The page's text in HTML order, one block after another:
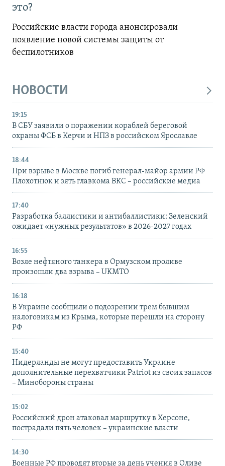
это?
Российские власти города анонсировали
появление новой системы защиты от
беспилотников
НОВОСТИ
19:15
В СБУ заявили о поражении кораблей береговой
охраны ФСБ в Керчи и НПЗ в российском Ярославле
18:44
При взрыве в Москве погиб генерал-майор армии РФ
Плохотнюк и зять главкома ВКС – российские медиа
17:40
Разработка баллистики и антибаллистики: Зеленский
ожидает «нужных результатов» в 2026-2027 годах
16:55
Возле нефтяного танкера в Ормузском проливе
произошли два взрыва – UKMTO
16:18
В Украине сообщили о подозрении трем бывшим
налоговикам из Крыма, которые перешли на сторону
РФ
15:40
Нидерланды не могут предоставить Украине
дополнительные перехватчики Patriot из своих запасов
– Минобороны страны
15:02
Российский дрон атаковал маршрутку в Херсоне,
пострадали пять человек – украинские власти
14:30
Военные РФ проводят вторые за день учения в Оливе